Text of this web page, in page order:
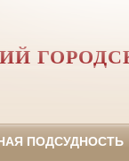
ПОДСУДНОСТЬ